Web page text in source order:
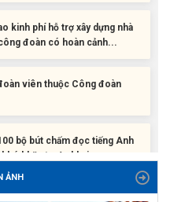
viên thuộc Công đoàn
bộ bút chấm đọc tiếng Anh
khăn trước khai...
HÙNG LIỆT SĨ, THƯƠNG
MẠNG!
ẢNH